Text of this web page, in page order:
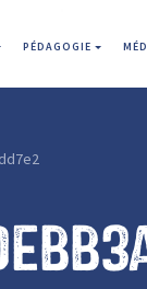
PÉDAGOGIE